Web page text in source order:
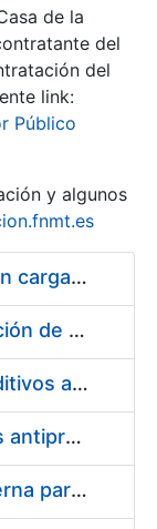
de la
del
del
link:
Público
y algunos
Pliego condiciones optimización cargas compras firmado
Acuerdo marco para la fabricación de piezas
Suministro de Protectores Auditivos a medida para las personas trabajadoras de los Centros de Trabajo de Madrid y Burgos
Suministro de gafas graduadas antiproyecciones para los trabajadores de la FNMT-RCM en los centros de trabajo de Madrid y Burgos
Servicios de una empresa externa para el asesoramiento y resolución de los recursos de alzada que se presentan relacionados con procesos de selección para la FNMT-RCM